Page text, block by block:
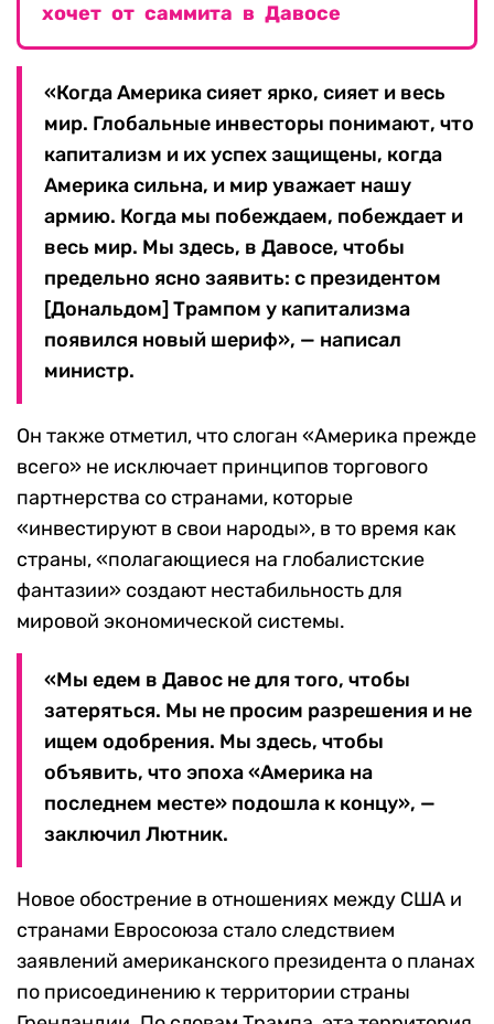
хочет от саммита в Давосе
«Когда Америка сияет ярко, сияет и весь
мир. Глобальные инвесторы понимают, что
капитализм и их успех защищены, когда
Америка сильна, и мир уважает нашу
армию. Когда мы побеждаем, побеждает и
весь мир. Мы здесь, в Давосе, чтобы
предельно ясно заявить: с президентом
[Дональдом] Трампом у капитализма
появился новый шериф», — написал
министр.
Он также отметил, что слоган «Америка прежде
всего» не исключает принципов торгового
партнерства со странами, которые
«инвестируют в свои народы», в то время как
страны, «полагающиеся на глобалистские
фантазии» создают нестабильность для
мировой экономической системы.
«Мы едем в Давос не для того, чтобы
затеряться. Мы не просим разрешения и не
ищем одобрения. Мы здесь, чтобы
объявить, что эпоха «Америка на
последнем месте» подошла к концу», —
заключил Лютник.
Новое обострение в отношениях между США и
странами Евросоюза стало следствием
заявлений американского президента о планах
по присоединению к территории страны